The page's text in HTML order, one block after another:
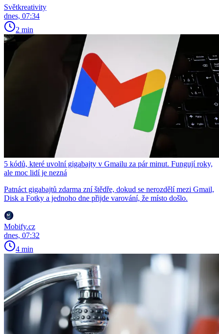
Světkreativity
dnes, 07:34
2 min
5 kódů, které uvolní gigabajty v Gmailu za pár minut. Fungují roky,
ale moc lidí je nezná
Patnáct gigabajtů zdarma zní štědře, dokud se nerozdělí mezi Gmail,
Disk a Fotky a jednoho dne přijde varování, že místo došlo.
Mobify.cz
dnes, 07:32
4 min